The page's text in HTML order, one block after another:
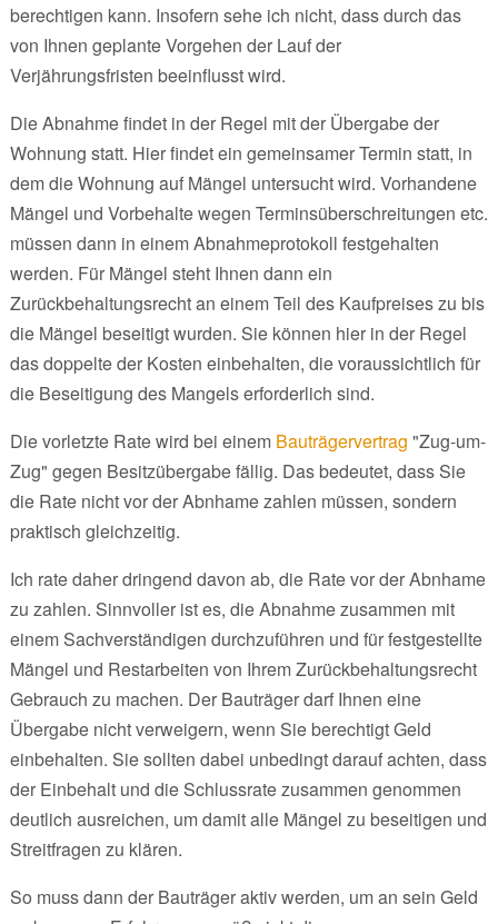
berechtigen kann. Insofern sehe ich nicht, dass durch das
von Ihnen geplante Vorgehen der Lauf der
Verjährungsfristen beeinflusst wird.
Die Abnahme findet in der Regel mit der Übergabe der
Wohnung statt. Hier findet ein gemeinsamer Termin statt, in
dem die Wohnung auf Mängel untersucht wird. Vorhandene
Mängel und Vorbehalte wegen Terminsüberschreitungen etc.
müssen dann in einem Abnahmeprotokoll festgehalten
werden. Für Mängel steht Ihnen dann ein
Zurückbehaltungsrecht an einem Teil des Kaufpreises zu bis
die Mängel beseitigt wurden. Sie können hier in der Regel
das doppelte der Kosten einbehalten, die voraussichtlich für
die Beseitigung des Mangels erforderlich sind.
Die vorletzte Rate wird bei einem Bauträgervertrag "Zug-um-
Zug" gegen Besitzübergabe fällig. Das bedeutet, dass Sie
die Rate nicht vor der Abnhame zahlen müssen, sondern
praktisch gleichzeitig.
Ich rate daher dringend davon ab, die Rate vor der Abnhame
zu zahlen. Sinnvoller ist es, die Abnahme zusammen mit
einem Sachverständigen durchzuführen und für festgestellte
Mängel und Restarbeiten von Ihrem Zurückbehaltungsrecht
Gebrauch zu machen. Der Bauträger darf Ihnen eine
Übergabe nicht verweigern, wenn Sie berechtigt Geld
einbehalten. Sie sollten dabei unbedingt darauf achten, dass
der Einbehalt und die Schlussrate zusammen genommen
deutlich ausreichen, um damit alle Mängel zu beseitigen und
Streitfragen zu klären.
So muss dann der Bauträger aktiv werden, um an sein Geld